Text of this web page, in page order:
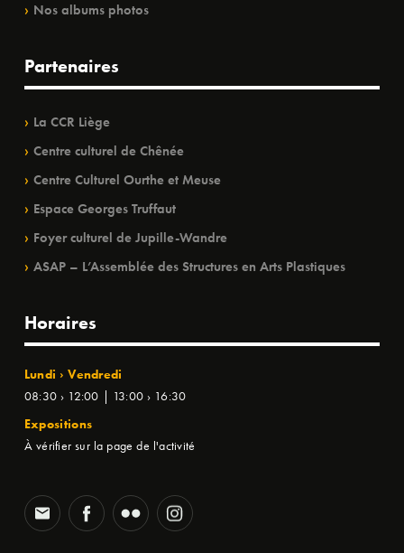
Nos albums photos
Partenaires
La CCR Liège
Centre culturel de Chênée
Centre Culturel Ourthe et Meuse
Espace Georges Truffaut
Foyer culturel de Jupille-Wandre
ASAP – L’Assemblée des Structures en Arts Plastiques
Horaires
Lundi › Vendredi
08:30 › 12:00 | 13:00 › 16:30
Expositions
À vérifier sur la page de l'activité